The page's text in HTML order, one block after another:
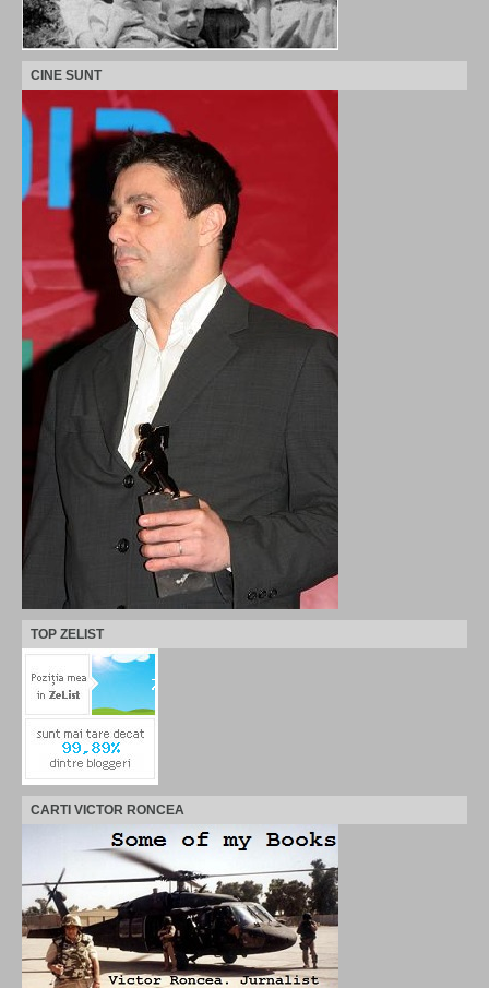
CINE SUNT
TOP ZELIST
CARTI VICTOR RONCEA